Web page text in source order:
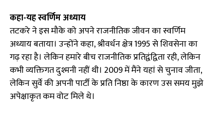
कहा-यह स्वर्णिम अध्याय
तटकरे ने इस मौके को अपने राजनीतिक जीवन का स्वर्णिम
अध्याय बताया। उन्होंने कहा, श्रीवर्धन क्षेत्र 1995 से शिवसेना का
गढ़ रहा है। लेकिन हमारे बीच राजनीतिक प्रतिद्वंद्विता रही, लेकिन
कभी व्यक्तिगत दुश्मनी नहीं थी। 2009 में मैंने यहां से चुनाव जीता,
लेकिन सुर्वे की अपनी पार्टी के प्रति निष्ठा के कारण उस समय मुझे
अपेक्षाकृत कम वोट मिले थे।